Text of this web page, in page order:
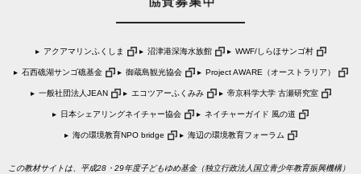
アクアマリンふくしま 沼津港深海水族館 WWF/しらほサンゴ村
石西礁湖サンゴ礁基金 御蔵島観光協会 Project AWARE（オーストラリア）
一般社団法人JEAN エコツアーふくみみ 帝京科学大学 古瀬研究室
日本シェアリングネイチャー協会 ネイチャーガイド 風の道
海の環境教育NPO bridge 海辺の環境教育フォーラム
この教材サイトは、平成28・29年度子どもゆめ基金（独立行政法人国立青少年教育振興機構）